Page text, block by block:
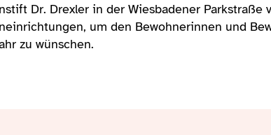
Dr. Drexler in der Wiesbadener Parkstraße
um den Bewohnerinnen und
zu wünschen.